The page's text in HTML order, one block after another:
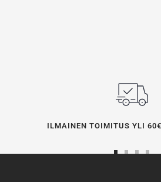
ILMAINEN TOIMITUS YLI